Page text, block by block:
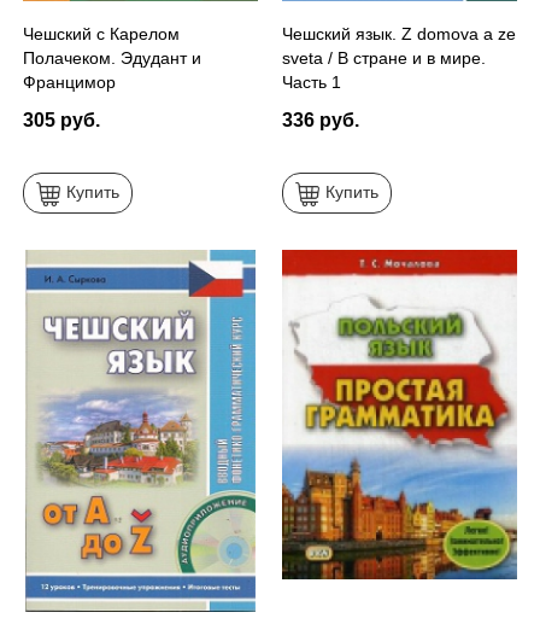
Чешский с Карелом
Полачеком. Эдудант и
Францимор
305 руб.
Купить
Чешский язык. Z domova a ze
sveta / В стране и в мире.
Часть 1
336 руб.
Купить